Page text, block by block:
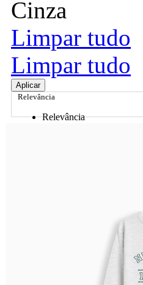
Cinza
Limpar tudo
Limpar tudo
Aplicar
Relevância
Relevância
Nome do Produto A - Z
Nome do Produto Z - A